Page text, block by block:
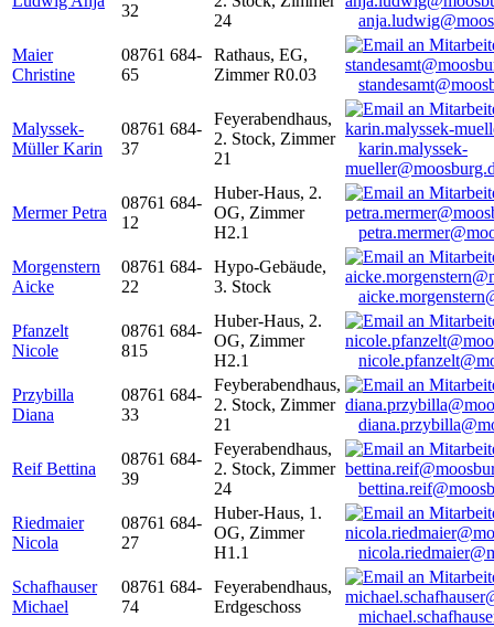
32
24
Maier
Christine
08761 684-
65
Rathaus, EG,
Zimmer R0.03
Malyssek-
Müller Karin
08761 684-
37
Feyerabendhaus,
2. Stock, Zimmer
21
karin.malyssek-
Mermer Petra
08761 684-
12
Huber-Haus, 2.
OG, Zimmer
H2.1
Morgenstern
Aicke
08761 684-
22
Hypo-Gebäude,
3. Stock
Pfanzelt
Nicole
08761 684-
815
Huber-Haus, 2.
OG, Zimmer
H2.1
Przybilla
Diana
08761 684-
33
Feyberabendhaus,
2. Stock, Zimmer
21
Reif Bettina
08761 684-
39
Feyerabendhaus,
2. Stock, Zimmer
24
Riedmaier
Nicola
08761 684-
27
Huber-Haus, 1.
OG, Zimmer
H1.1
Schafhauser
Michael
08761 684-
74
Feyerabendhaus,
Erdgeschoss